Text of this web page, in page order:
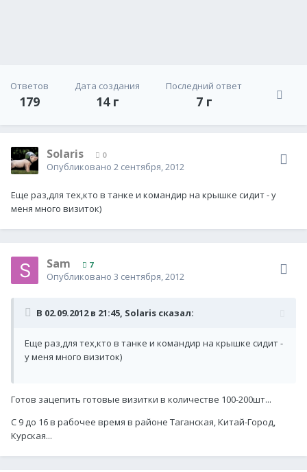
Ответов
179
Дата создания
14 г
Последний ответ
7 г
Solaris 0
Опубликовано 2 сентября, 2012
Еще раз,для тех,кто в танке и командир на крышке сидит - у
меня много визиток)
Sam 7
Опубликовано 3 сентября, 2012
В 02.09.2012 в 21:45, Solaris сказал:
Еще раз,для тех,кто в танке и командир на крышке сидит -
у меня много визиток)
Готов зацепить готовые визитки в количестве 100-200шт...
С 9 до 16 в рабочее время в районе Таганская, Китай-Город,
Курская...